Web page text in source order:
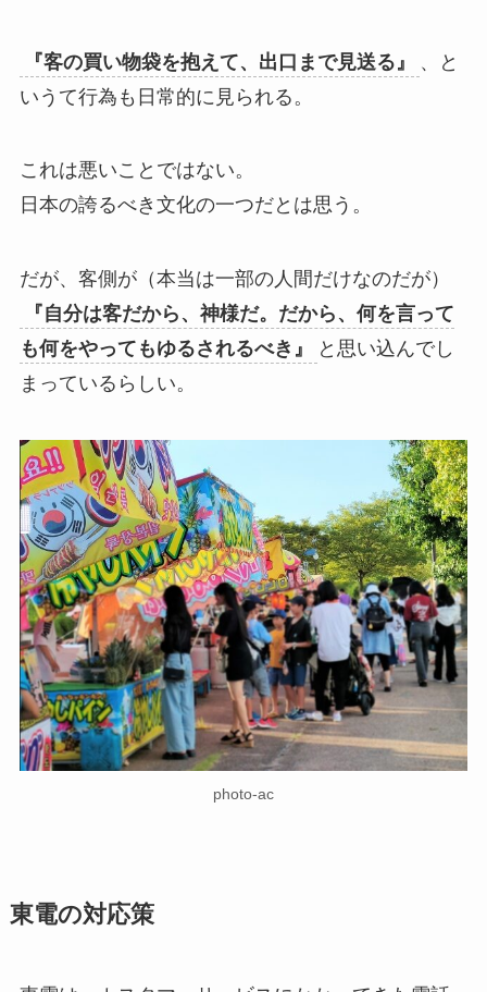
『客の買い物袋を抱えて、出口まで見送る』
、と
いうて行為も日常的に見られる。
これは悪いことではない。
日本の誇るべき文化の一つだとは思う。
だが、客側が（本当は一部の人間だけなのだが）
『自分は客だから、神様だ。だから、何を言って
も何をやってもゆるされるべき』
と思い込んでし
まっているらしい。
photo-ac
東電の対応策